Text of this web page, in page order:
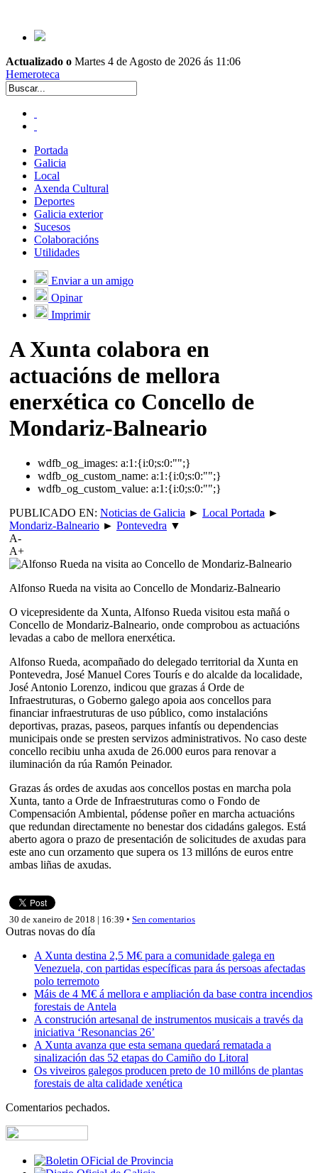
Actualizado o Martes 4 de Agosto de 2026 ás 11:06
Hemeroteca
Portada
Galicia
Local
Axenda Cultural
Deportes
Galicia exterior
Sucesos
Colaboracións
Utilidades
Enviar a un amigo
Opinar
Imprimir
A Xunta colabora en
actuacións de mellora
enerxética co Concello de
Mondariz-Balneario
wdfb_og_images: a:1:{i:0;s:0:"";}
wdfb_og_custom_name: a:1:{i:0;s:0:"";}
wdfb_og_custom_value: a:1:{i:0;s:0:"";}
PUBLICADO EN: Noticias de Galicia ► Local Portada ►
Mondariz-Balneario ► Pontevedra ▼
A-
A+
Alfonso Rueda na visita ao Concello de Mondariz-Balneario
O vicepresidente da Xunta, Alfonso Rueda visitou esta mañá o
Concello de Mondariz-Balneario, onde comprobou as actuacións
levadas a cabo de mellora enerxética.
Alfonso Rueda, acompañado do delegado territorial da Xunta en
Pontevedra, José Manuel Cores Tourís e do alcalde da localidade,
José Antonio Lorenzo, indicou que grazas á Orde de
Infraestruturas, o Goberno galego apoia aos concellos para
financiar infraestruturas de uso público, como instalacións
deportivas, prazas, paseos, parques infantís ou dependencias
municipais onde se presten servizos administrativos. No caso deste
concello recibiu unha axuda de 26.000 euros para renovar a
iluminación da rúa Ramón Peinador.
Grazas ás ordes de axudas aos concellos postas en marcha pola
Xunta, tanto a Orde de Infraestruturas como o Fondo de
Compensación Ambiental, pódense poñer en marcha actuacións
que redundan directamente no benestar dos cidadáns galegos. Está
aberto agora o prazo de presentación de solicitudes de axudas para
este ano cun orzamento que supera os 13 millóns de euros entre
ambas liñas de axudas.
30 de xaneiro de 2018 | 16:39 • Sen comentarios
Outras novas do día
A Xunta destina 2,5 M€ para a comunidade galega en
Venezuela, con partidas específicas para ás persoas afectadas
polo terremoto
Máis de 4 M€ á mellora e ampliación da base contra incendios
forestais de Antela
A construción artesanal de instrumentos musicais a través da
iniciativa ‘Resonancias 26’
A Xunta avanza que esta semana quedará rematada a
sinalización das 52 etapas do Camiño do Litoral
Os viveiros galegos producen preto de 10 millóns de plantas
forestais de alta calidade xenética
Comentarios pechados.